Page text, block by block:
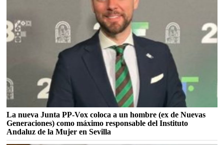
La nueva Junta PP-Vox coloca a un hombre (ex de Nuevas
Generaciones) como máximo responsable del Instituto
Andaluz de la Mujer en Sevilla